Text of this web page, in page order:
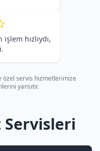
hızlıydı,
özel servis hizmetlerimize
yansıtır.
Servisleri